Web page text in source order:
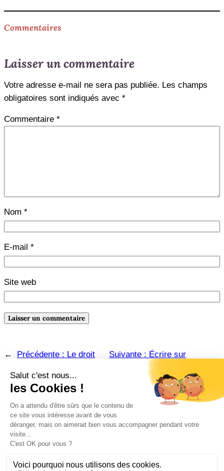
Commentaires
Laisser un commentaire
Votre adresse e-mail ne sera pas publiée. Les champs
obligatoires sont indiqués avec *
Commentaire *
Nom *
E-mail *
Site web
← Précédente : Le droit
définition
Suivante : Écrire sur
commande : qu’est-ce que ça
→